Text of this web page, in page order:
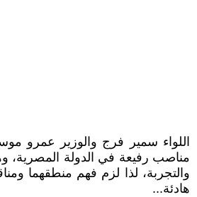
اللواء سمير فرج والوزير عمرو
مناصب رفيعة في الدولة المصرية،
والتجربة، لذا لزم فهم منطقهما
هادئة...